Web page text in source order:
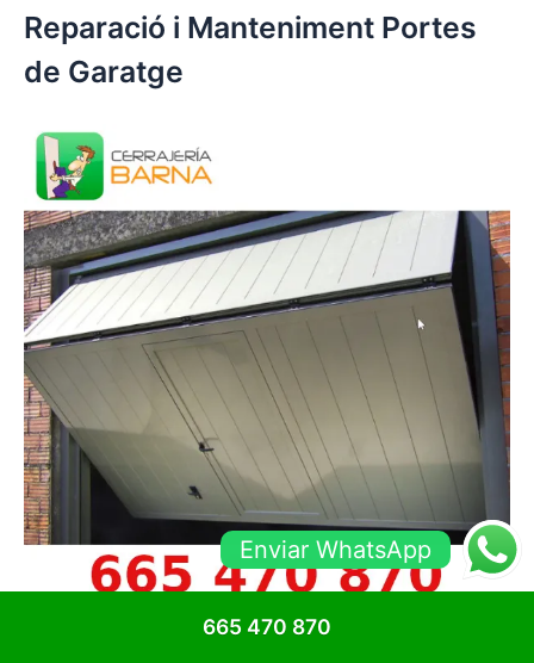
Reparació i Manteniment Portes
de Garatge
Enviar WhatsApp
665 470 870